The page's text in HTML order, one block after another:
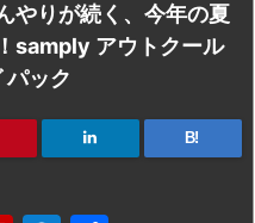
やりが続く、今年の夏
samply アウトクール
パック
B!